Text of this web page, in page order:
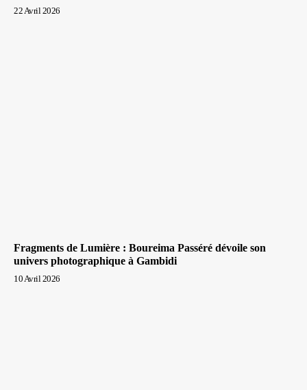
22 Avril 2026
Fragments de Lumière : Boureima Passéré dévoile son
univers photographique à Gambidi
10 Avril 2026